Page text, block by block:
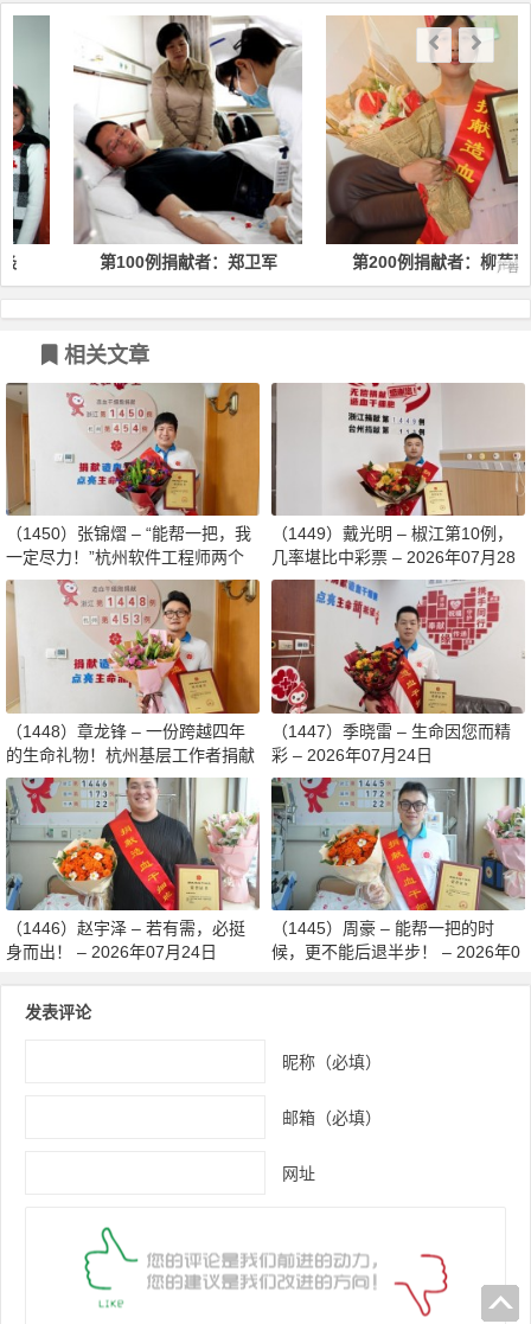
第100例捐献者：郑卫军 第200例捐献者：柳蓓蕾
相关文章
（1450）张锦熠 – “能帮一把，我
一定尽力！”杭州软件工程师两个
月减重13斤赴生命之约 – 2026年0
8月03日
（1449）戴光明 – 椒江第10例，
几率堪比中彩票 – 2026年07月28
日
（1448）章龙锋 – 一份跨越四年
的生命礼物！杭州基层工作者捐献
造血干细胞传递希望 – 2026年07
月27日
（1447）季晓雷 – 生命因您而精
彩 – 2026年07月24日
（1446）赵宇泽 – 若有需，必挺
身而出！ – 2026年07月24日
（1445）周豪 – 能帮一把的时
候，更不能后退半步！ – 2026年0
发表评论
昵称（必填）
邮箱（必填）
网址